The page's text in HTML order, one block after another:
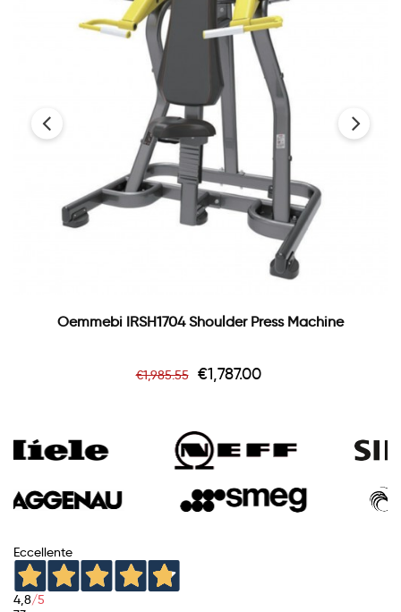
Oemmebi IRSH1704 Shoulder Press Machine
Regular
price
€1,985.55 Price
€1,787.00
‹ ›
Eccellente
4,8/5